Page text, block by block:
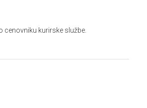
cenovniku kurirske službe.